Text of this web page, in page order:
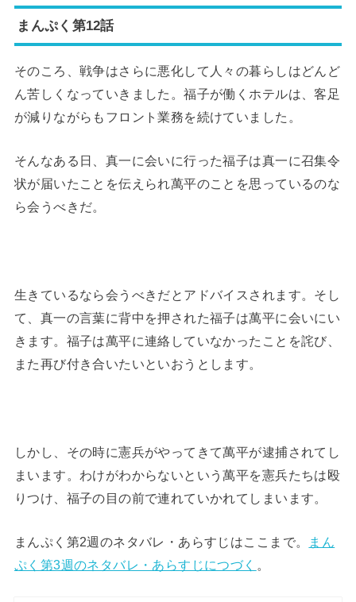
まんぷく第12話
そのころ、戦争はさらに悪化して人々の暮らしはどんど
ん苦しくなっていきました。福子が働くホテルは、客足
が減りながらもフロント業務を続けていました。
そんなある日、真一に会いに行った福子は真一に召集令
状が届いたことを伝えられ萬平のことを思っているのな
ら会うべきだ。
生きているなら会うべきだとアドバイスされます。そし
て、真一の言葉に背中を押された福子は萬平に会いにい
きます。福子は萬平に連絡していなかったことを詫び、
また再び付き合いたいといおうとします。
しかし、その時に憲兵がやってきて萬平が逮捕されてし
まいます。わけがわからないという萬平を憲兵たちは殴
りつけ、福子の目の前で連れていかれてしまいます。
まんぷく第2週のネタバレ・あらすじはここまで。
まん
ぷく第3週のネタバレ・あらすじにつづく 。